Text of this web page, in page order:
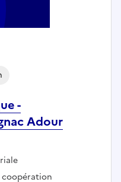
-
Adour
coopération